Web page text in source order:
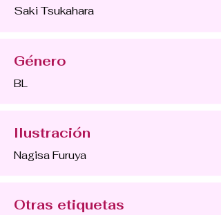
Saki Tsukahara
Género
BL
Ilustración
Nagisa Furuya
Otras etiquetas